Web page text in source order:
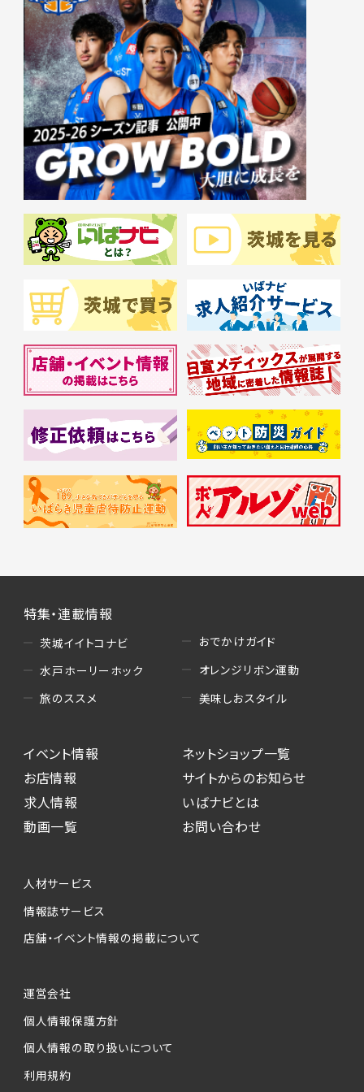
特集・連載情報
茨城イイトコナビ
水戸ホーリーホック
旅のススメ
おでかけガイド
オレンジリボン運動
美味しおスタイル
イベント情報
お店情報
求人情報
動画一覧
ネットショップ一覧
サイトからのお知らせ
いばナビとは
お問い合わせ
人材サービス
情報誌サービス
店舗・イベント情報の掲載について
運営会社
個人情報保護方針
個人情報の取り扱いについて
利用規約